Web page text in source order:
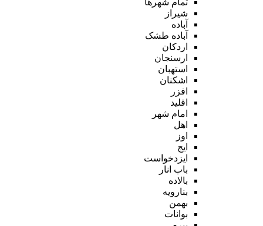
شیراز
آباده
آباده طشک
اردکان
ارسنجان
استهبان
اشکنان
افزر
اقلید
امام شهر
اهل
اوز
ایج
ایزدخواست
باب انار
بالاده
بنارویه
بهمن
بوانات